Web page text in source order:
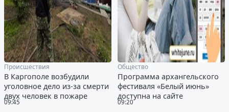
09:45
Происшествия
В Каргополе возбудили
уголовное дело из-за смерти
двух человек в пожаре
09:20
Общество
Программа архангельского
фестиваля «Белый июнь»
доступна на сайте